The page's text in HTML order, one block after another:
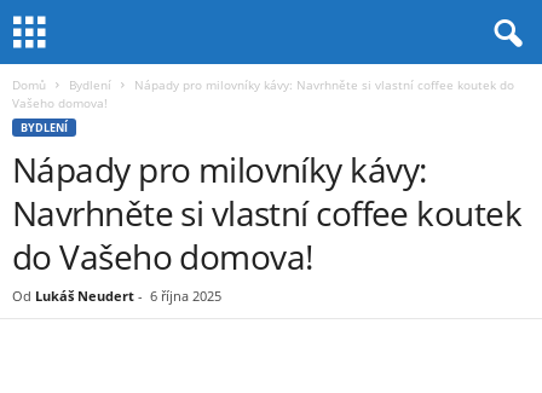
Domů Bydlení
Nápady pro milovníky kávy: Navrhněte si vlastní coffee koutek do
Vašeho domova!
BYDLENÍ
Nápady pro milovníky kávy:
Navrhněte si vlastní coffee koutek
do Vašeho domova!
Od Lukáš Neudert - 6 října 2025